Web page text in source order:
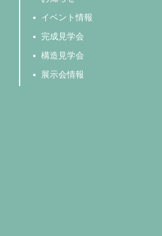
イベント情報
完成見学会
構造見学会
展示会情報